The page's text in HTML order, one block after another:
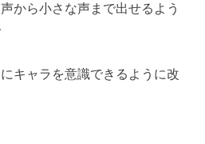
から小さな声まで出せるよう
キャラを意識できるように改